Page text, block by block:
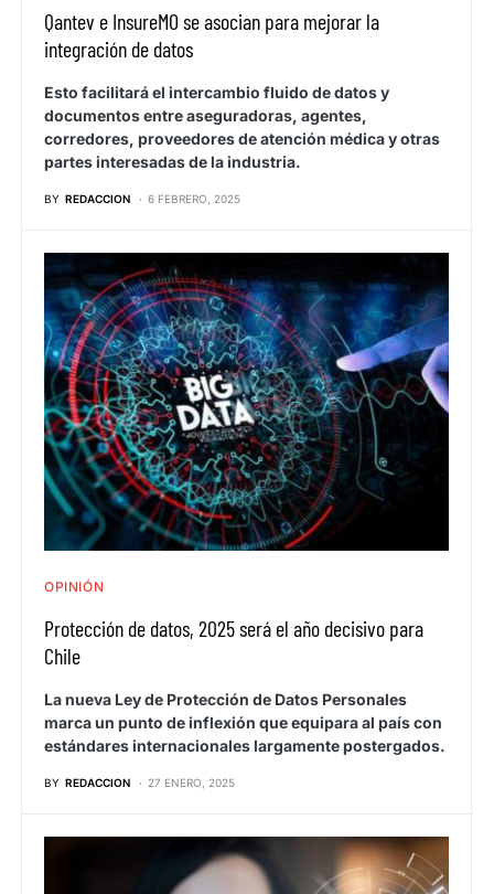
Qantev e InsureMO se asocian para mejorar la
integración de datos
Esto facilitará el intercambio fluido de datos y
documentos entre aseguradoras, agentes,
corredores, proveedores de atención médica y otras
partes interesadas de la industria.
BY REDACCION 6 FEBRERO, 2025
OPINIÓN
Protección de datos, 2025 será el año decisivo para
Chile
La nueva Ley de Protección de Datos Personales
marca un punto de inflexión que equipara al país con
estándares internacionales largamente postergados.
BY REDACCION 27 ENERO, 2025